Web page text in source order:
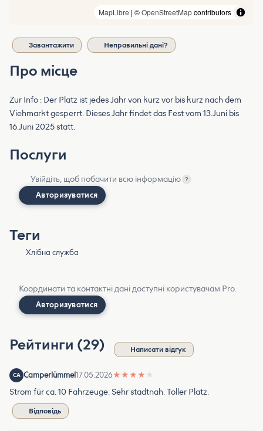
MapLibre | ©OpenStreetMapcontributors
Завантажити Неправильні дані?
Про місце
Zur Info : Der Platz ist jedes Jahr von kurz vor bis kurz nach dem
Viehmarkt gesperrt. Dieses Jahr findet das Fest vom 13.Juni bis
16.Juni 2025 statt.
Послуги
Увійдіть, щоб побачити всю інформацію ?
Авторизуватися
Теги
Хлібна служба
Координати та контактні дані доступні користувачам Pro.
Авторизуватися
Рейтинги (29) Написати відгук
CA Camperlümmel17.05.2026★ ★ ★ ★ ★
Strom für ca. 10 Fahrzeuge. Sehr stadtnah. Toller Platz.
Відповідь